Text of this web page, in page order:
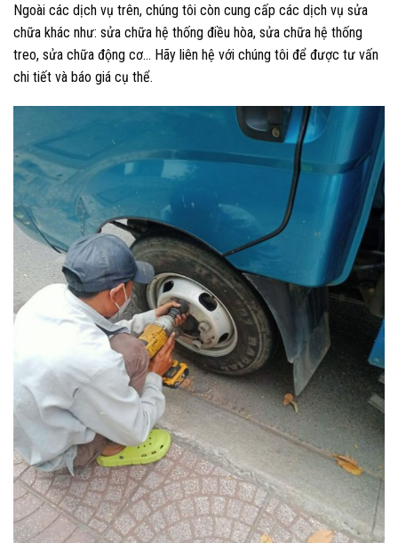
Ngoài các dịch vụ trên, chúng tôi còn cung cấp các dịch vụ sửa
chữa khác như: sửa chữa hệ thống điều hòa, sửa chữa hệ thống
treo, sửa chữa động cơ… Hãy liên hệ với chúng tôi để được tư vấn
chi tiết và báo giá cụ thể.